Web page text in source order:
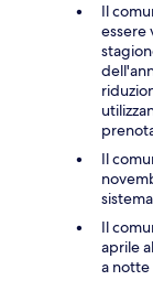
Il
essere
Il
Il
aprile
a notte